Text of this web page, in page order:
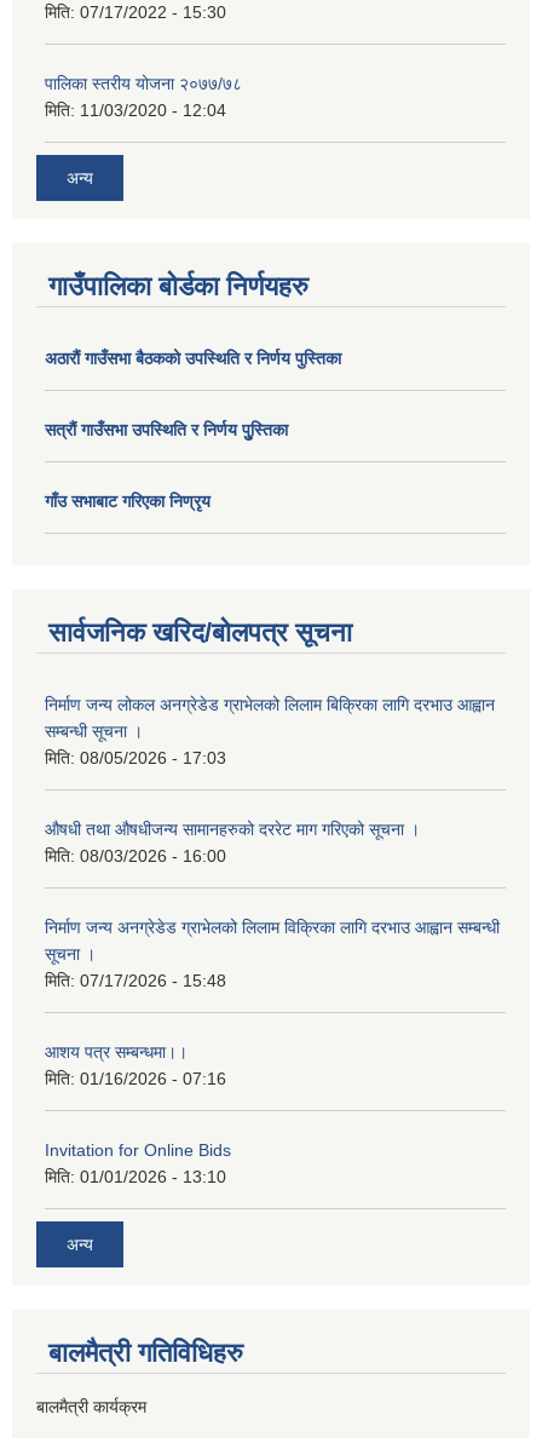
मिति: 07/17/2022 - 15:30
पालिका स्तरीय योजना २०७७/७८
मिति: 11/03/2020 - 12:04
अन्य
गाउँपालिका बोर्डका निर्णयहरु
अठाराैं गाउँसभा बैठकको उपस्थिति र निर्णय पुस्तिका
सत्राैं गाउँसभा उपस्थिति र निर्णय पुु्स्तिका
गाँउ सभाबाट गरिएका निण्रृय
सार्वजनिक खरिद/बोलपत्र सूचना
निर्माण जन्य लोकल अनग्रेडेड ग्राभेलको लिलाम बिक्रिका लागि दरभाउ आह्वान
सम्बन्धी सूचना ।
मिति: 08/05/2026 - 17:03
औषधी तथा औषधीजन्य सामानहरुको दररेट माग गरिएको सूचना ।
मिति: 08/03/2026 - 16:00
निर्माण जन्य अनग्रेडेड ग्राभेलको लिलाम विक्रिका लागि दरभाउ आह्वान सम्बन्धी
सूचना ।
मिति: 07/17/2026 - 15:48
आशय पत्र सम्बन्धमा।।
मिति: 01/16/2026 - 07:16
Invitation for Online Bids
मिति: 01/01/2026 - 13:10
अन्य
बालमैत्री गतिविधिहरु
बालमैत्री कार्यक्रम